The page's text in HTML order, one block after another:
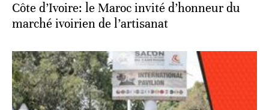
Côte d’Ivoire: le Maroc invité d’honneur du
marché ivoirien de l’artisanat